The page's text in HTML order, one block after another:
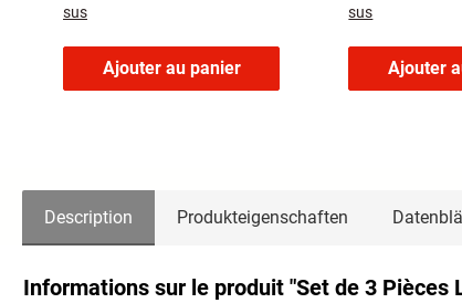
sus
Ajouter au panier
sus
Ajouter
Description Produkteigenschaften
Informations sur le produit "Set de 3 Pièces